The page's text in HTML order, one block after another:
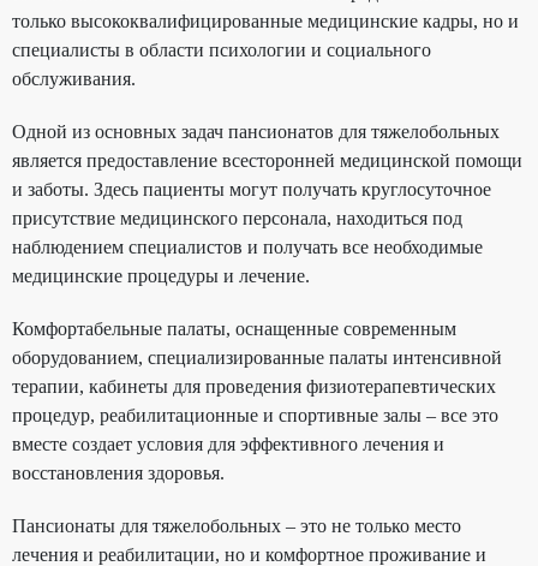
только высококвалифицированные медицинские кадры, но и
специалисты в области психологии и социального
обслуживания.
Одной из основных задач пансионатов для тяжелобольных
является предоставление всесторонней медицинской помощи
и заботы. Здесь пациенты могут получать круглосуточное
присутствие медицинского персонала, находиться под
наблюдением специалистов и получать все необходимые
медицинские процедуры и лечение.
Комфортабельные палаты, оснащенные современным
оборудованием, специализированные палаты интенсивной
терапии, кабинеты для проведения физиотерапевтических
процедур, реабилитационные и спортивные залы – все это
вместе создает условия для эффективного лечения и
восстановления здоровья.
Пансионаты для тяжелобольных – это не только место
лечения и реабилитации, но и комфортное проживание и